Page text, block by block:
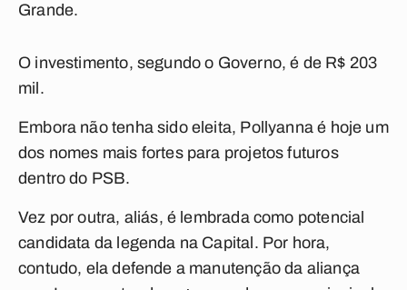
Grande.
O investimento, segundo o Governo, é de R$ 203
mil.
Embora não tenha sido eleita, Pollyanna é hoje um
dos nomes mais fortes para projetos futuros
dentro do PSB.
Vez por outra, aliás, é lembrada como potencial
candidata da legenda na Capital. Por hora,
contudo, ela defende a manutenção da aliança